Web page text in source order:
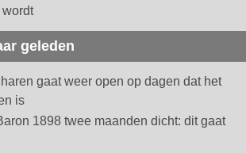
geleden
gaat weer open op dagen dat het
is
1898 twee maanden dicht: dit gaat